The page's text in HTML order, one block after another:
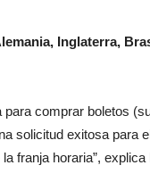
Inglaterra,
comprar boletos
solicitud exitosa para
franja horaria”, explica